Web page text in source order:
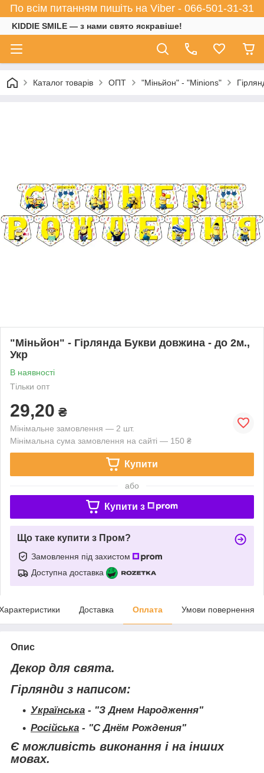
По всім питанням пишіть на Viber - 066-501-31-31
KIDDIE SMILE — з нами свято яскравіше!
Каталог товарів ОПТ "Міньйон" - "Minions"
"Міньйон" - Гірлянда Букви довжина - до 2м.,
Укр
В наявності
Тільки опт
29,20 ₴
Мінімальне замовлення — 2 шт.
Мінімальна сума замовлення на сайті — 150 ₴
Купити
або
Купити з
Що таке купити з Пром?
Замовлення під захистом
Доступна доставка
Доставка Оплата Умови повернення
Опис
Декор для свята.
Гірлянди з написом:
Українська - "З Днем Народження"
Російська - "С Днём Рождения"
Є можливість виконання і на інших
мовах.